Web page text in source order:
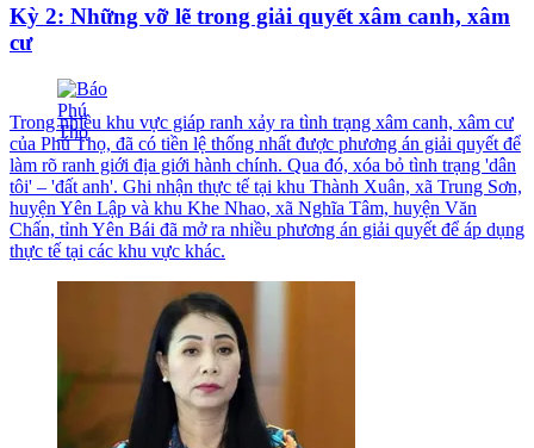
Kỳ 2: Những vỡ lẽ trong giải quyết xâm canh, xâm
cư
Trong nhiều khu vực giáp ranh xảy ra tình trạng xâm canh, xâm cư
của Phú Thọ, đã có tiền lệ thống nhất được phương án giải quyết để
làm rõ ranh giới địa giới hành chính. Qua đó, xóa bỏ tình trạng 'dân
tôi' – 'đất anh'. Ghi nhận thực tế tại khu Thành Xuân, xã Trung Sơn,
huyện Yên Lập và khu Khe Nhao, xã Nghĩa Tâm, huyện Văn
Chấn, tỉnh Yên Bái đã mở ra nhiều phương án giải quyết để áp dụng
thực tế tại các khu vực khác.